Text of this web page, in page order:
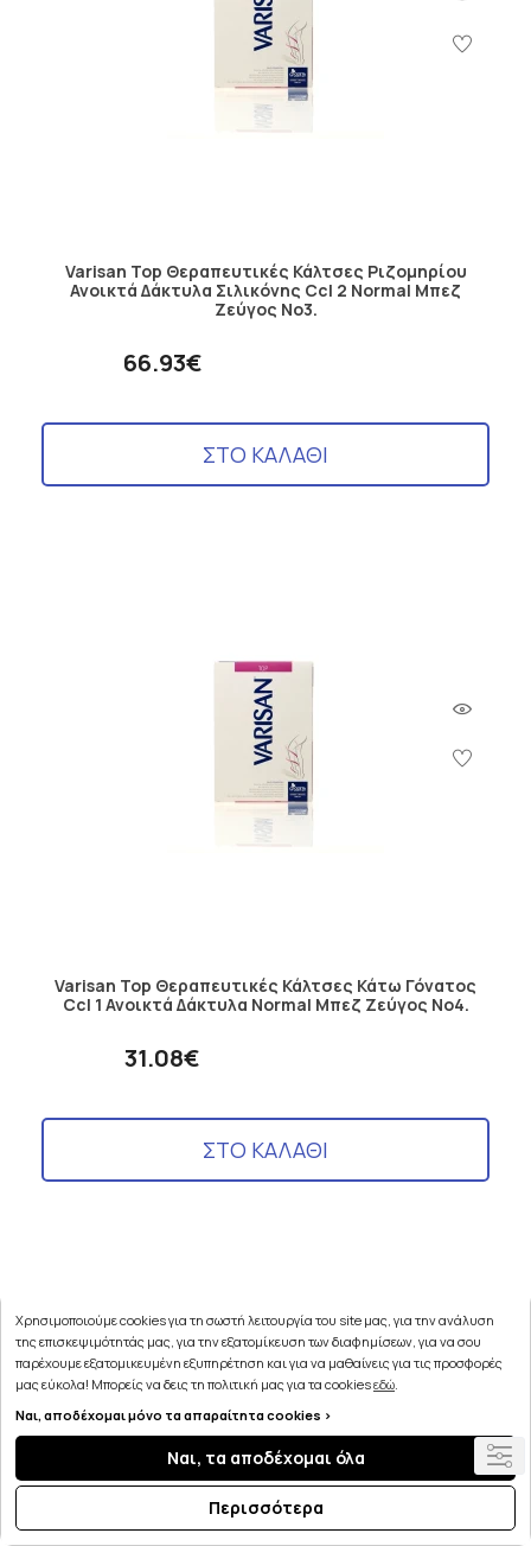
Varisan Top Θεραπευτικές Κάλτσες Ριζομηρίου
Ανοικτά Δάκτυλα Σιλικόνης Ccl 2 Normal Μπεζ
Ζεύγος No3.
66.93€
ΣΤΟ ΚΑΛΑΘΙ
Varisan Top Θεραπευτικές Κάλτσες Κάτω Γόνατος
Ccl 1 Ανοικτά Δάκτυλα Normal Μπεζ Ζεύγος No4.
31.08€
ΣΤΟ ΚΑΛΑΘΙ
Χρησιμοποιούμε cookies για τη σωστή λειτουργία του site μας, για την ανάλυση
της επισκεψιμότητάς μας, για την εξατομίκευση των διαφημίσεων, για να σου
παρέχουμε εξατομικευμένη εξυπηρέτηση και για να μαθαίνεις για τις προσφορές
μας εύκολα! Μπορείς να δεις τη πολιτική μας για τα cookiesεδώ.
Ναι, αποδέχομαι μόνο τα απαραίτητα cookies >
Ναι, τα αποδέχομαι όλα
Περισσότερα